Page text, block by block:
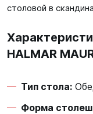
столовой в
HALMAR
Тип стола:
Форма